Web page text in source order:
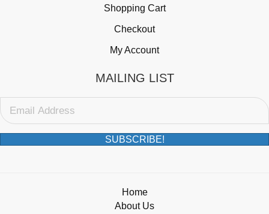
Shopping Cart
Checkout
My Account
MAILING LIST
SUBSCRIBE!
Home
About Us